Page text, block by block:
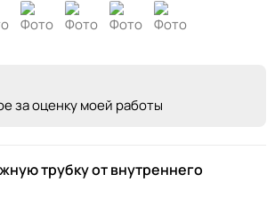
за оценку моей работы
трубку от внутреннего